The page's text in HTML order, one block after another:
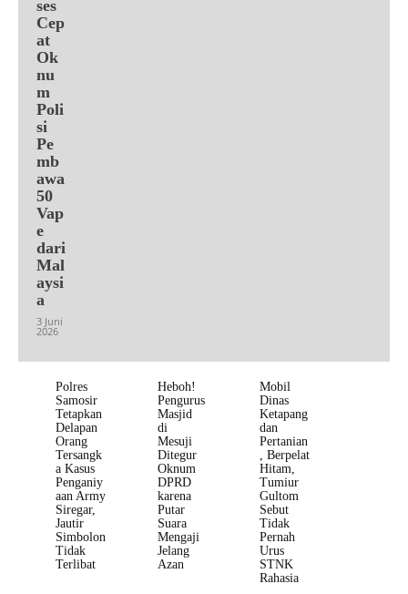
ses
Cep
at
Ok
nu
m
Poli
si
Pe
mb
awa
50
Vap
e
dari
Mal
aysi
a
3 Juni
2026
Polres
Samosir
Tetapkan
Delapan
Orang
Tersangk
a Kasus
Penganiy
aan Army
Siregar,
Jautir
Simbolon
Tidak
Terlibat
Heboh!
Pengurus
Masjid
di
Mesuji
Ditegur
Oknum
DPRD
karena
Putar
Suara
Mengaji
Jelang
Azan
Mobil
Dinas
Ketapang
dan
Pertanian
, Berpelat
Hitam,
Tumiur
Gultom
Sebut
Tidak
Pernah
Urus
STNK
Rahasia